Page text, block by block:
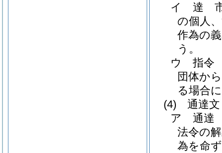
イ
達 市
の個人
作為の
う。
ウ
指令
団体か
る場合
(4)
通達文
ア
通達
法令の
為を命